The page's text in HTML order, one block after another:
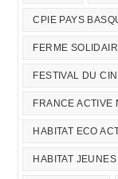
CPIE PAYS
FERME
FESTIVAL DU
FRANCE ACTIVE
HABITAT ECO
HABITAT